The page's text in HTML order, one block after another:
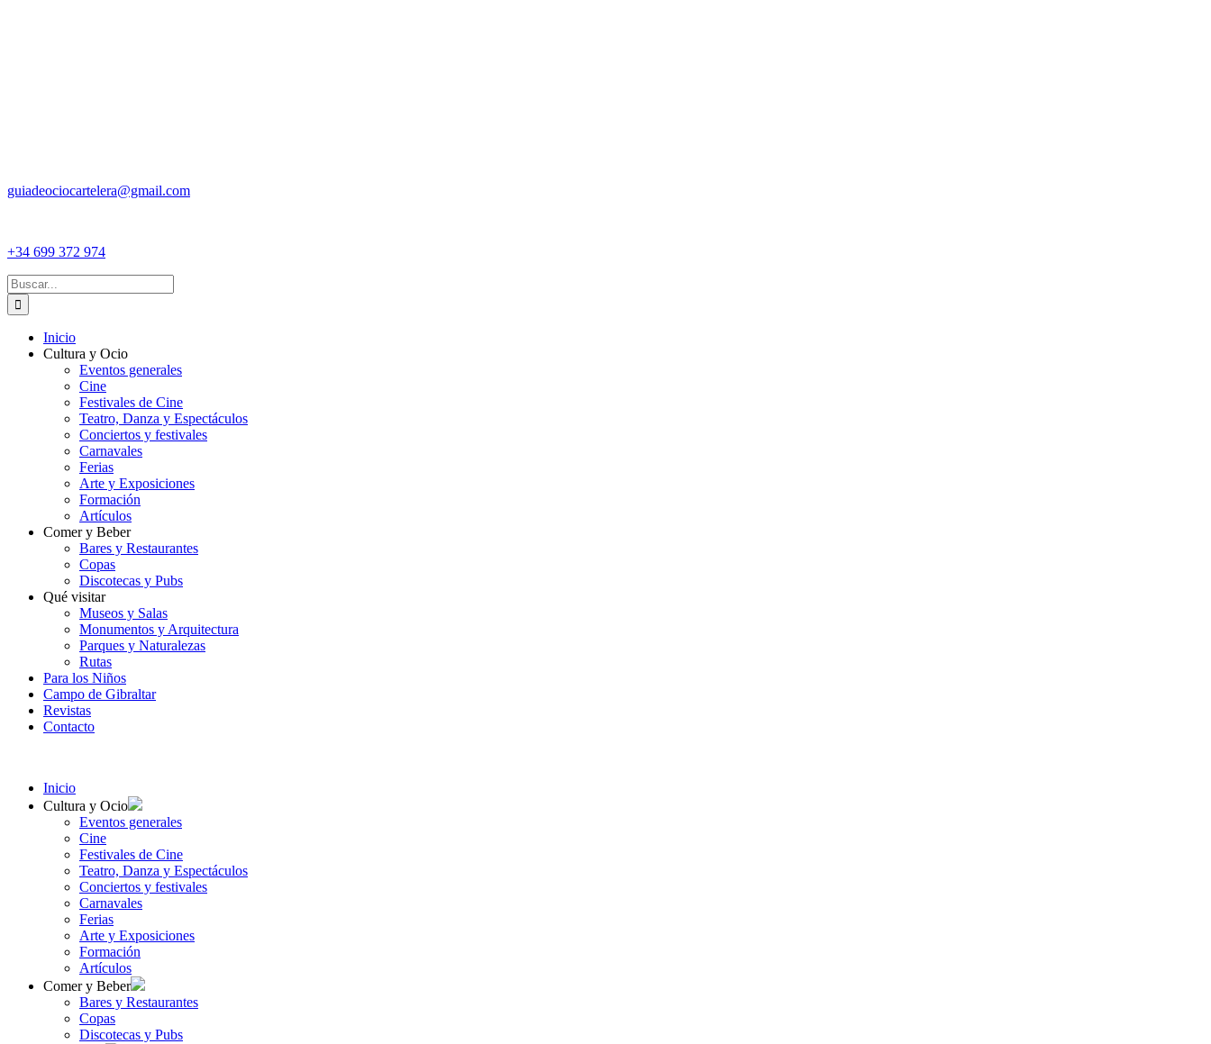
guiadeociocartelera@gmail.com
+34 699 372 974
Buscar:
Inicio
Cultura y Ocio
Eventos generales
Cine
Festivales de Cine
Teatro, Danza y Espectáculos
Conciertos y festivales
Carnavales
Ferias
Arte y Exposiciones
Formación
Artículos
Comer y Beber
Bares y Restaurantes
Copas
Discotecas y Pubs
Qué visitar
Museos y Salas
Monumentos y Arquitectura
Parques y Naturalezas
Rutas
Para los Niños
Campo de Gibraltar
Revistas
Contacto
Inicio
Cultura y Ocio
Eventos generales
Cine
Festivales de Cine
Teatro, Danza y Espectáculos
Conciertos y festivales
Carnavales
Ferias
Arte y Exposiciones
Formación
Artículos
Comer y Beber
Bares y Restaurantes
Copas
Discotecas y Pubs